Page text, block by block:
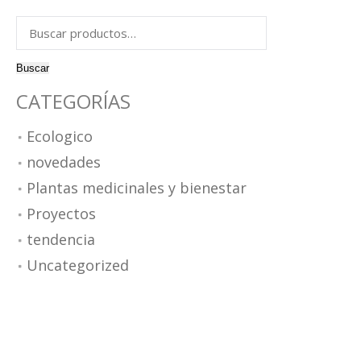
Mesas de centro
Sillas y bancos
Buscar
por:
Buscar
CATEGORÍAS
Ecologico
novedades
Plantas medicinales y bienestar
Proyectos
tendencia
Uncategorized